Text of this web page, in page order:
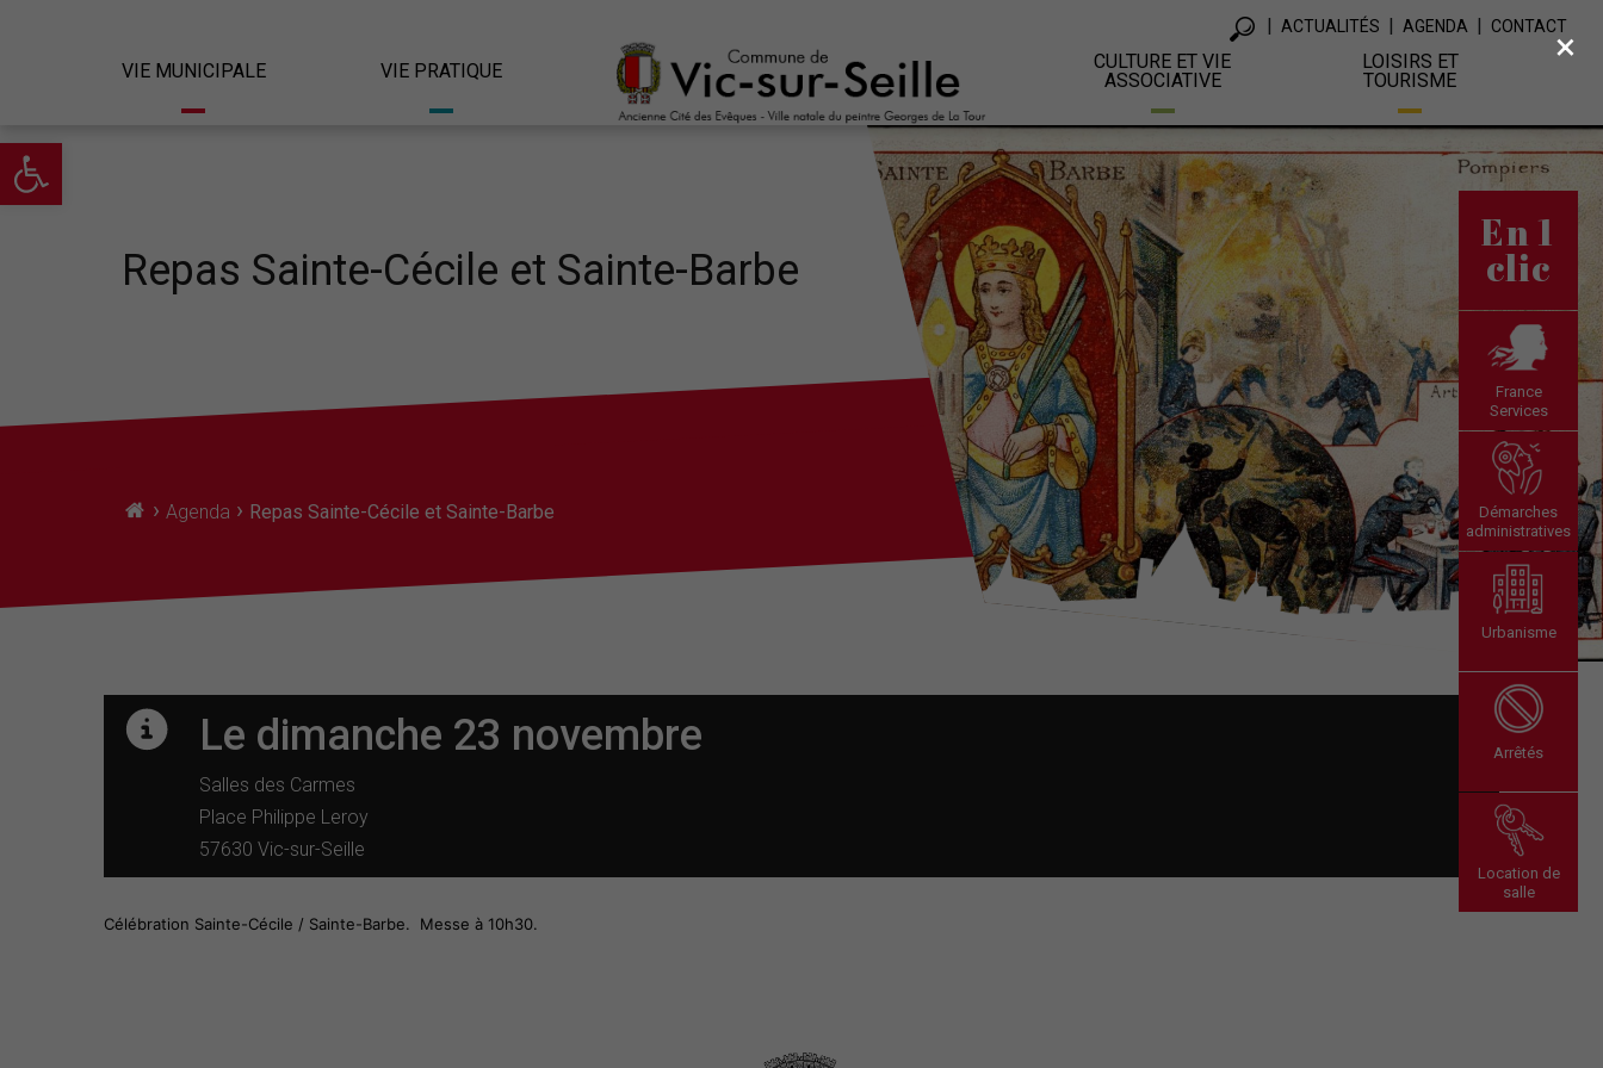
Ouvrir la barre d’outils
ACTUALITÉS AGENDA CONTACT
VIE MUNICIPALE VIE PRATIQUE
CULTURE ET VIE
ASSOCIATIVE
LOISIRS ET
TOURISME
En 1
clic
France
Services
Démarches
administratives
Urbanisme
Arrêtés
Location de
salle
Repas Sainte-Cécile et Sainte-Barbe
› Agenda › Repas Sainte-Cécile et Sainte-Barbe
Le dimanche 23 novembre
Salles des Carmes
Place Philippe Leroy
57630 Vic-sur-Seille
Célébration Sainte-Cécile / Sainte-Barbe. Messe à 10h30.
×